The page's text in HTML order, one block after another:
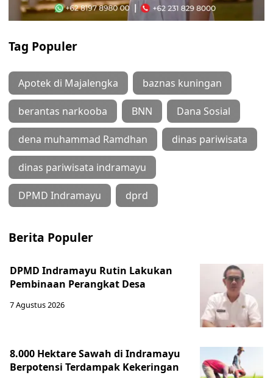
Tag Populer
Apotek di Majalengka baznas kuningan
berantas narkooba BNN Dana Sosial
dena muhammad Ramdhan dinas pariwisata
dinas pariwisata indramayu
DPMD Indramayu dprd
Berita Populer
DPMD Indramayu Rutin Lakukan
Pembinaan Perangkat Desa
7 Agustus 2026
8.000 Hektare Sawah di Indramayu
Berpotensi Terdampak Kekeringan